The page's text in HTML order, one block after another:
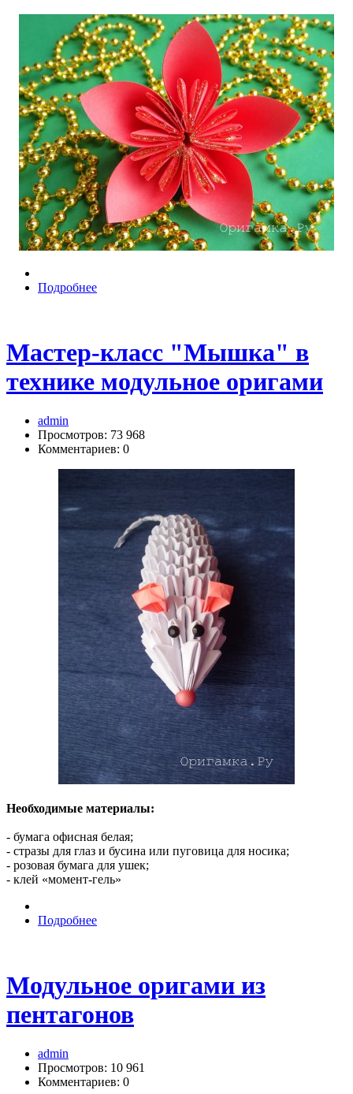
Подробнее
Мастер-класс "Мышка" в
технике модульное оригами
admin
Просмотров: 73 968
Комментариев: 0
Необходимые материалы:
- бумага офисная белая;
- стразы для глаз и бусина или пуговица для носика;
- розовая бумага для ушек;
- клей «момент-гель»
Подробнее
Модульное оригами из
пентагонов
admin
Просмотров: 10 961
Комментариев: 0